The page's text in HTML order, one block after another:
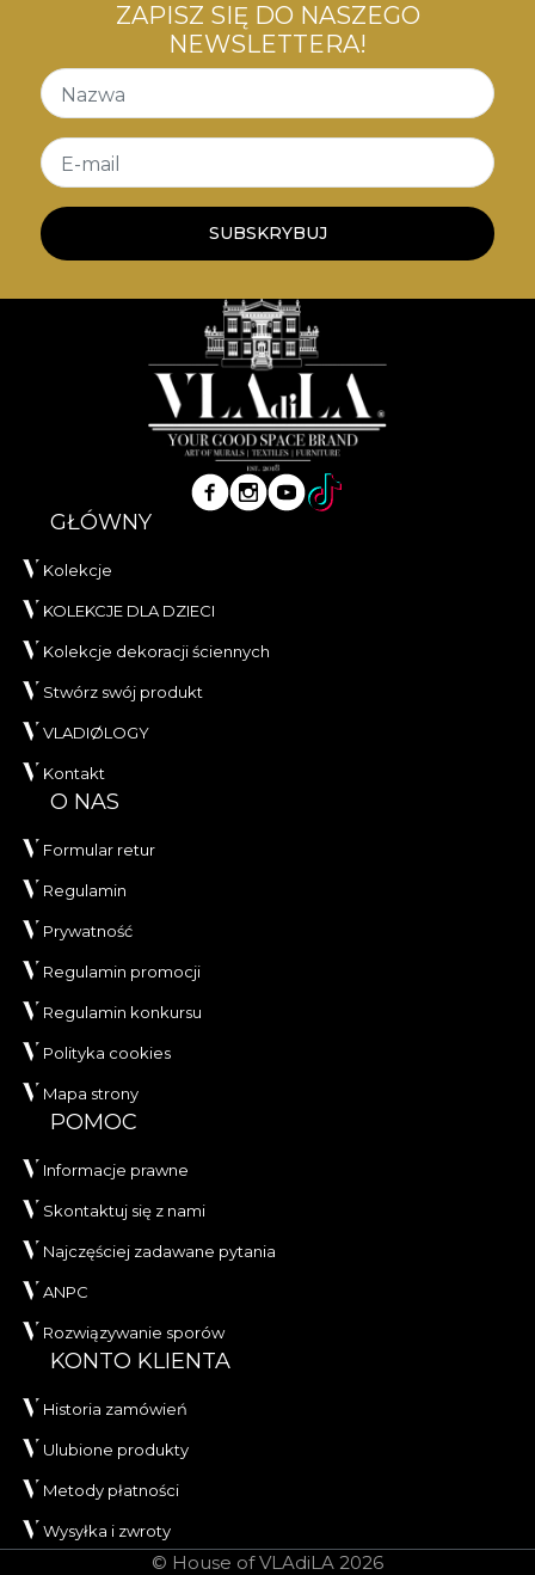
ZAPISZ SIĘ DO NASZEGO
NEWSLETTERA!
Nazwa
E-mail
SUBSKRYBUJ
GŁÓWNY
Kolekcje
KOLEKCJE DLA DZIECI
Kolekcje dekoracji ściennych
Stwórz swój produkt
VLADIØLOGY
Kontakt
O NAS
Formular retur
Regulamin
Prywatność
Regulamin promocji
Regulamin konkursu
Polityka cookies
Mapa strony
POMOC
Informacje prawne
Skontaktuj się z nami
Najczęściej zadawane pytania
ANPC
Rozwiązywanie sporów
KONTO KLIENTA
Historia zamówień
Ulubione produkty
Metody płatności
Wysyłka i zwroty
© House of VLAdiLA 2026